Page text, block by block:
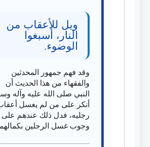
ويل للأعقاب من
النار، أسبغوا
الوضوء.
وقد فهم جمهور المحدثين
والفقهاء من هذا الحديث أن
النبي صلى الله عليه وآله
أنكر على من لم يغسل
رجليه، فدل ذلك عندهم على
وجوب غسل الرجلين